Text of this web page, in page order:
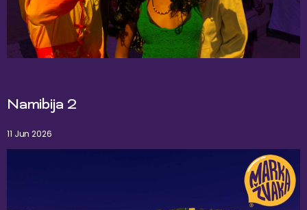
Namibija 2
11 Jun 2026